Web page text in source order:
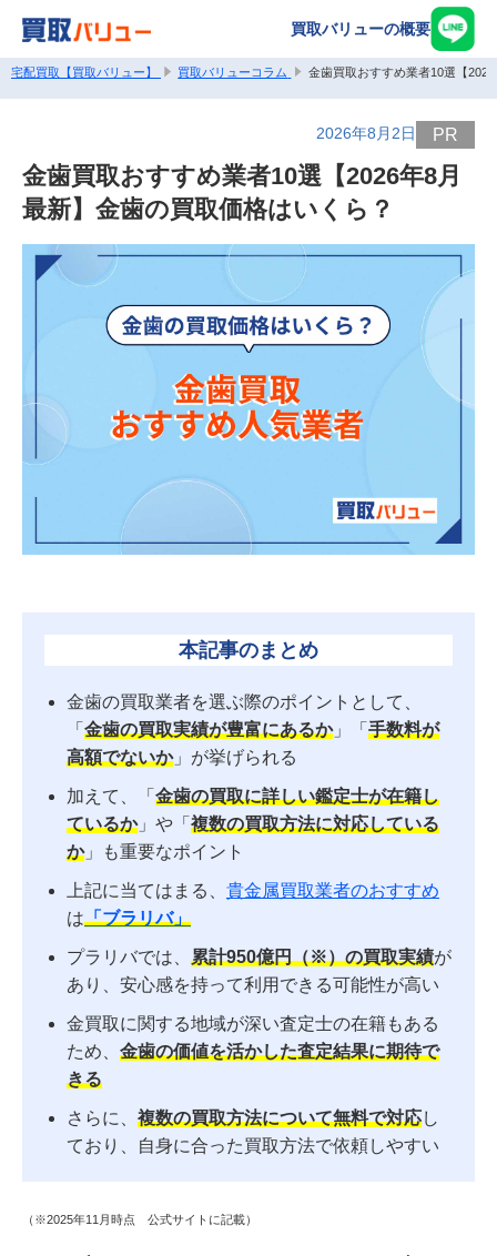
買取バリューの概要
宅配買取【買取バリュー】 買取バリューコラム 金歯買取おすすめ業者10選【
2026年8月2日 PR
金歯買取おすすめ業者10選【2026年8月
最新】金歯の買取価格はいくら？
本記事のまとめ
金歯の買取業者を選ぶ際のポイントとして、
「 金歯の買取実績が豊富にあるか」「 手数料が
高額でないか」が挙げられる
加えて、「 金歯の買取に詳しい鑑定士が在籍し
ているか」や「 複数の買取方法に対応している
か」も重要なポイント
上記に当てはまる、 貴金属買取業者のおすすめ
は「ブラリバ」
プラリバでは、 累計950億円（※）の買取実績が
あり、安心感を持って利用できる可能性が高い
金買取に関する地域が深い査定士の在籍もある
ため、 金歯の価値を活かした査定結果に期待で
きる
さらに、 複数の買取方法について無料で対応し
ており、自身に合った買取方法で依頼しやすい
（※2025年11月時点 公式サイトに記載）